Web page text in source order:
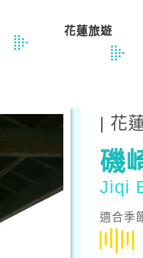
花蓮旅遊
| 花
磯
Jiqi
適合季